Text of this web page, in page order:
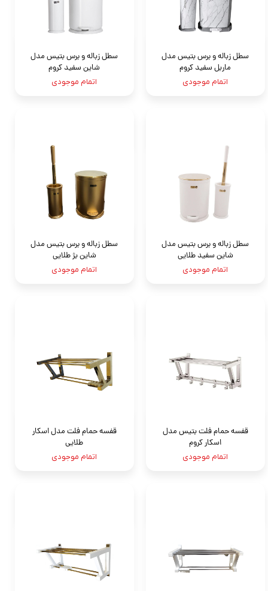
سطل زباله و برس بتیس مدل
ماربل سفید کروم
اتمام موجودی
سطل زباله و برس بتیس مدل
شاین سفید کروم
اتمام موجودی
سطل زباله و برس بتیس مدل
شاین سفید طلایی
اتمام موجودی
سطل زباله و برس بتیس مدل
شاین بژ طلایی
اتمام موجودی
قفسه حمام فلت بتيس مدل
اسكار کروم
اتمام موجودی
قفسه حمام فلت مدل اسكار
طلايى
اتمام موجودی